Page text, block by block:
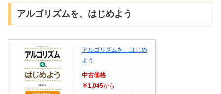
アルゴリズムを、はじめよう
アルゴリズムを、はじめ
よう
中古価格
￥1,045から